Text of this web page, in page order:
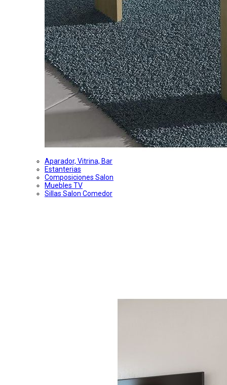
Aparador, Vitrina, Bar
Estanterias
Composiciones Salon
Muebles TV
Sillas Salon Comedor